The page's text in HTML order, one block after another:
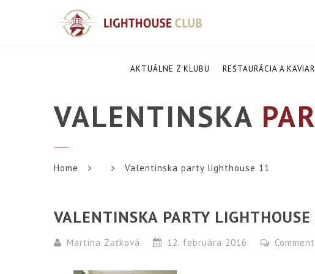
AKTUÁLNE Z KLUBU REŠTAURÁCIA A
VALENTINSKA
Home Valentinska party lighthouse 11
VALENTINSKA PARTY
Martina Zaťková 12. februára 2016 Comment